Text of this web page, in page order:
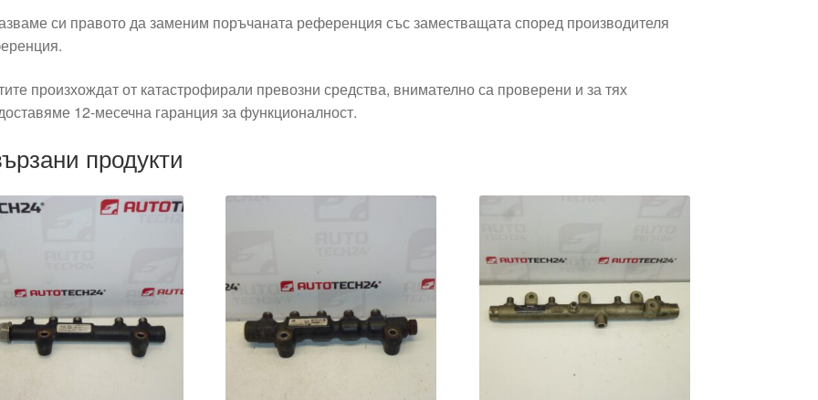
си правото да заменим поръчаната референция със заместващата според производителя
произхождат от катастрофирали превозни средства, внимателно са проверени и за тях
12-месечна гаранция за функционалност.
продукти